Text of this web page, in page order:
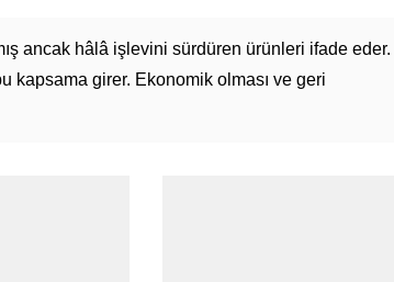
ancak hâlâ işlevini sürdüren ürünleri ifade eder.
kapsama girer. Ekonomik olması ve geri